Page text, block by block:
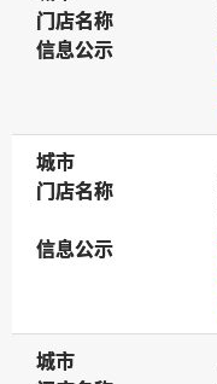
门店名称
门店名称
信息公示
信息公示
城市
城市
门店名称
门店名称
信息公示
信息公示
城市
城市